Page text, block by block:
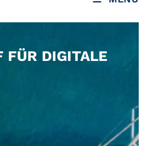
FÜR DIGITALE